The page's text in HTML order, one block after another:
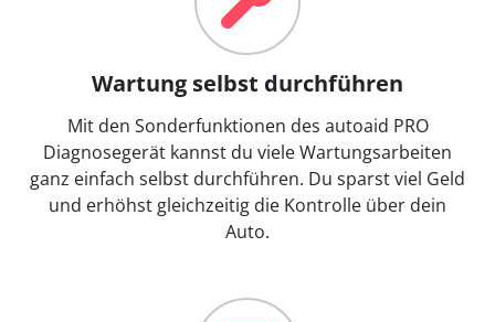
Wartung selbst durchführen
Mit den Sonderfunktionen des autoaid PRO
Diagnosegerät kannst du viele Wartungsarbeiten
ganz einfach selbst durchführen. Du sparst viel Geld
und erhöhst gleichzeitig die Kontrolle über dein
Auto.